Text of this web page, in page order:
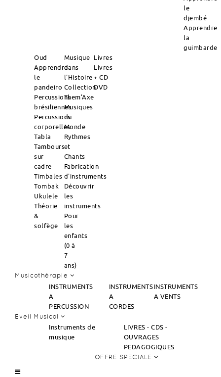
le
djembé
Apprendre
la
guimbarde
Oud
Apprendre
le
pandeiro
Percussions
brésiliennes
Percussions
corporelles
Tabla
Tambours
sur
cadre
Timbales
Tombak
Ukulele
Théorie
&
solfège
Musique
dans
l'Histoire
Collection
Them'Axe
Musiques
du
Monde
Rythmes
et
Chants
Fabrication
d'instruments
Découvrir
les
instruments
Pour
les
enfants
(0 à
7
ans)
Livres
Livres
+ CD
DVD
Musicothérapie
INSTRUMENTS
A
PERCUSSION
INSTRUMENTS
A
CORDES
INSTRUMENTS
A VENTS
Eveil Musical
Instruments de
musique
LIVRES - CDS -
OUVRAGES
PEDAGOGIQUES
OFFRE SPECIALE